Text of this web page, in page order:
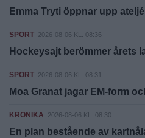
Emma Tryti öppnar upp
SPORT 2026-08-06 KL. 08:36
Hockeysajt berömmer årets
SPORT 2026-08-06 KL. 08:31
Moa Granat jagar EM-form
KRÖNIKA 2026-08-06 KL. 08:30
En plan bestående av